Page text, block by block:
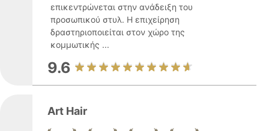
επικεντρώνεται στην ανάδειξη του
προσωπικού στυλ. Η επιχείρηση
δραστηριοποιείται στον χώρο της
κομμωτικής ...
9.6
Art Hair